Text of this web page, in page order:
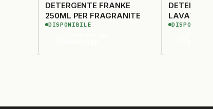
DETERGENTE FRANKE
250ML PER FRAGRANITE
DISPONIBILE